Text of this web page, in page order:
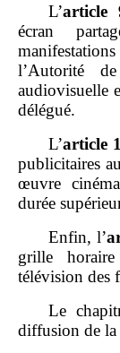
L’article
écran
l’Autorité
audiovisuelle
délégué.
L’article
publicitaires
œuvre
durée
Enfin, l’
grille
télévision des
Le
diffusion de la